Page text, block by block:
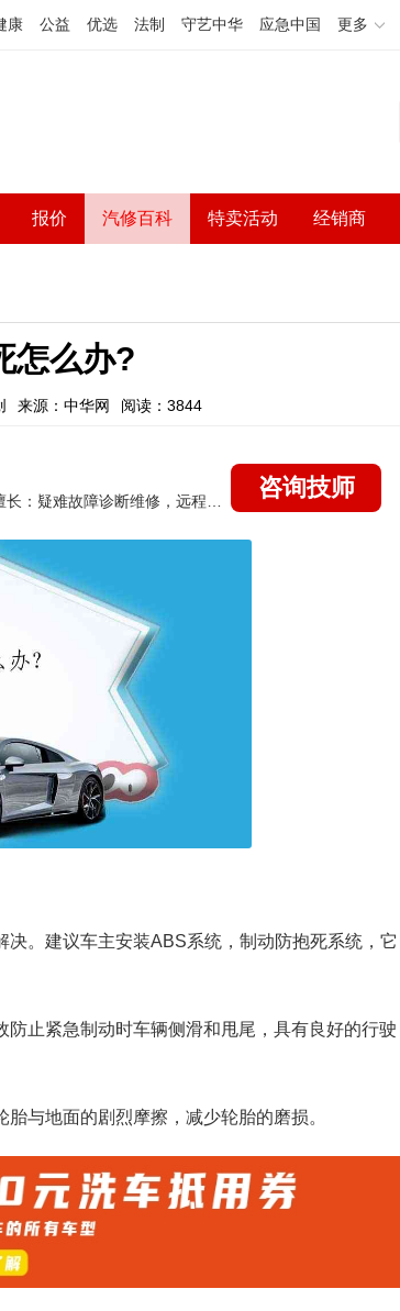
康 公益 优选 法制 守艺中华 应急中国 更多
报价 汽修百科 特卖活动 经销商
怎么办?
来源：中华网 阅读：3844
咨询技师
。建议车主安装ABS系统，制动防抱死系统，它
止紧急制动时车辆侧滑和甩尾，具有良好的行驶
与地面的剧烈摩擦，减少轮胎的磨损。